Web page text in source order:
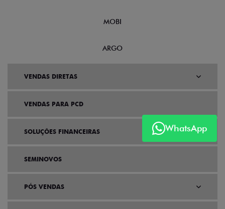
WhatsApp
MOBI
ARGO
VENDAS DIRETAS
VENDAS PARA PCD
SOLUÇÕES FINANCEIRAS
SEMINOVOS
PÓS VENDAS